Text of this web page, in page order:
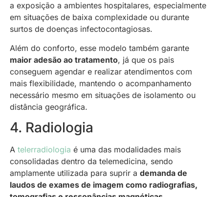
a exposição a ambientes hospitalares, especialmente
em situações de baixa complexidade ou durante
surtos de doenças infectocontagiosas.
Além do conforto, esse modelo também garante
maior adesão ao tratamento, já que os pais
conseguem agendar e realizar atendimentos com
mais flexibilidade, mantendo o acompanhamento
necessário mesmo em situações de isolamento ou
distância geográfica.
4. Radiologia
A telerradiologia é uma das modalidades mais
consolidadas dentro da telemedicina, sendo
amplamente utilizada para suprir a demanda de
laudos de exames de imagem como radiografias,